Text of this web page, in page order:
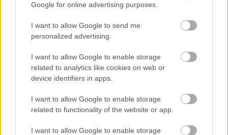
Google for online advertising purposes.
I want to allow Google to send me
personalized advertising.
I want to allow Google to enable storage
related to analytics like cookies on web or
device identifiers in apps.
I want to allow Google to enable storage
related to functionality of the website or app.
I want to allow Google to enable storage
Euroleague: Αναστάτωση στο Θησείο για
οπαδούς της Φενέρ – Πρόβλημα με τα εισιτήρια